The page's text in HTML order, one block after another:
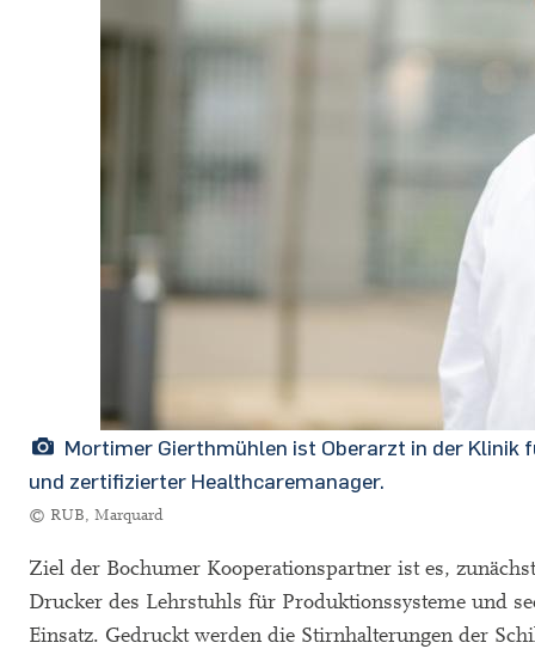
Mortimer Gierthmühlen ist Oberarzt in der Klinik
und zertifizierter Healthcaremanager.
© RUB, Marquard
Ziel der Bochumer Kooperationspartner ist es,
Drucker des Lehrstuhls für Produktionssysteme und
Einsatz. Gedruckt werden die Stirnhalterungen der